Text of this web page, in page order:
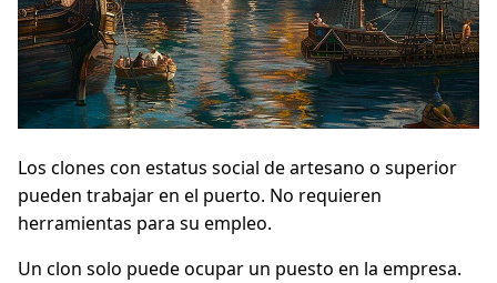
Los clones con estatus social de artesano o superior
pueden trabajar en el puerto. No requieren
herramientas para su empleo.
Un clon solo puede ocupar un puesto en la empresa.